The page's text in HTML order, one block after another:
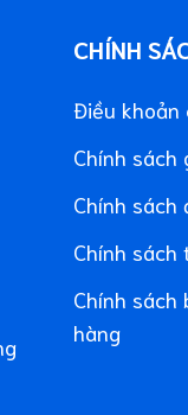
CHÍNH
Điều khoản
Chính
Chính
Chính
Chính
hàng